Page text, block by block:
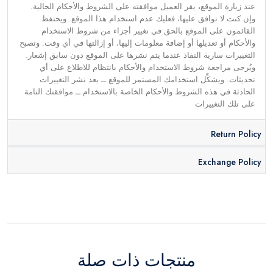
عند زيارة الموقع، يقر العميل موافقته على الشروط والأحكام الحالية.
وإن كنت لا توافق عليها، فعليك عدم استخدام هذا الموقع. ويحتفظ
القائمون على الموقع بالحق في تغيير أجزاء من شروط الاستخدام
والأحكام أو تعديلها أو إضافة معلومات إليها، أو إزالتها في أي وقت. وتصبح
التغييرات سارية النفاذ عندما يتم نشرها على الموقع دون سابق إشعار.
ويُرجى مراجعة شروط الاستخدام والأحكام بانتظام للاطلاع على أي
تحديثات. ويشكِّل استخدامك المستمر للموقع ــ بعد نشر التغييرات
الحادثة في هذه الشروط والأحكام الخاصة بالاستخدام ــ موافقتك التامة
على تلك التغييرات
Return Policy
Exchange Policy
منتجات ذات صلة